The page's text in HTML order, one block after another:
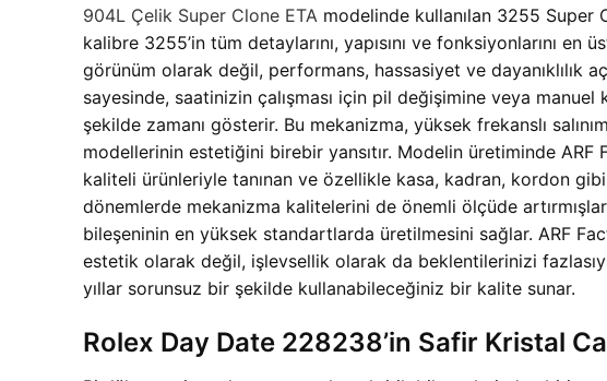
904L Çelik Super Clone ETA modelinde kullanılan 3255 Super
kalibre 3255’in tüm detaylarını, yapısını ve fonksiyonlarını
görünüm olarak değil, performans, hassasiyet ve dayanıklılık
sayesinde, saatinizin çalışması için pil değişimine veya
şekilde zamanı gösterir. Bu mekanizma, yüksek frekanslı
modellerinin estetiğini birebir yansıtır. Modelin üretiminde
kaliteli ürünleriyle tanınan ve özellikle kasa, kadran, kordon
dönemlerde mekanizma kalitelerini de önemli ölçüde
bileşeninin en yüksek standartlarda üretilmesini sağlar. ARF
estetik olarak değil, işlevsellik olarak da beklentilerinizi
yıllar sorunsuz bir şekilde kullanabileceğiniz bir kalite sunar.
Rolex Day Date 228238’in Safir Kristal